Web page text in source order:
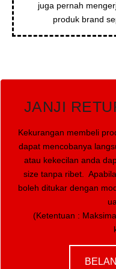
juga pernah
produk brand
JANJI
Kekurangan membeli
dapat mencobanya
atau kekecilan anda
size tanpa ribet.
boleh ditukar dengan
(Ketentuan :